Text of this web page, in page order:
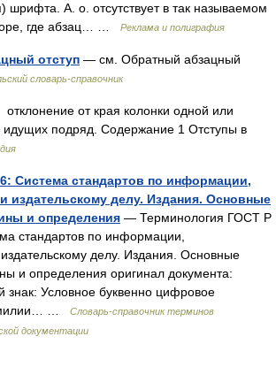
шрифта. А. о. отсутствует в так называемом
где абзац… …
Реклама и полиграфия
отступ — см. Обратный абзацный
словарь-справочник
от края колонки одной или
идущих подряд. Содержание 1 Отступы в
Система стандартов по информации,
издательскому делу. Издания. Основные
и определения — Терминология ГОСТ Р
стандартов по информации,
делу. Издания. Основные
и определения оригинал документа:
знак: Условное буквенно цифровое
…
Словарь-справочник терминов
документации